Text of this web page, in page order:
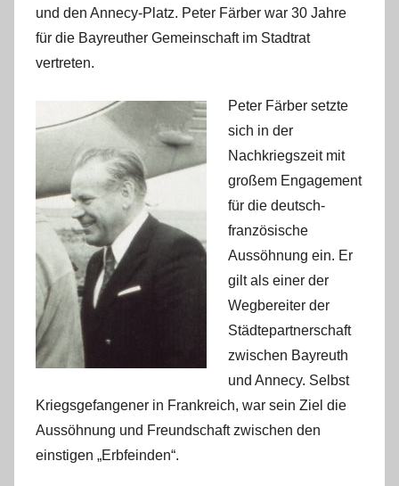
und den Annecy-Platz. Peter Färber war 30 Jahre
für die Bayreuther Gemeinschaft im Stadtrat
vertreten.
Peter Färber setzte
sich in der
Nachkriegszeit mit
großem Engagement
für die deutsch-
französische
Aussöhnung ein. Er
gilt als einer der
Wegbereiter der
Städtepartnerschaft
zwischen Bayreuth
und Annecy. Selbst
Kriegsgefangener in Frankreich, war sein Ziel die
Aussöhnung und Freundschaft zwischen den
einstigen „Erbfeinden“.